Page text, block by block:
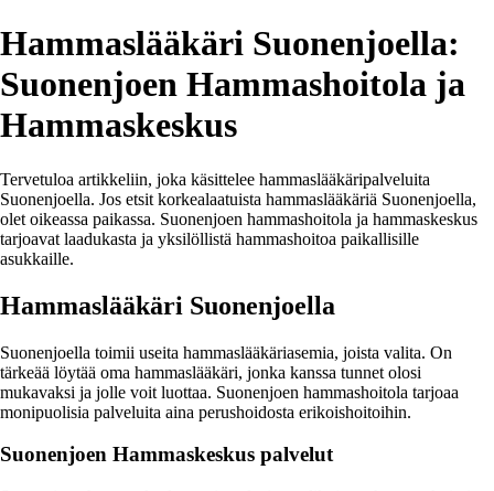
Hammaslääkäri Suonenjoella:
Suonenjoen Hammashoitola ja
Hammaskeskus
Tervetuloa artikkeliin, joka käsittelee hammaslääkäripalveluita
Suonenjoella. Jos etsit korkealaatuista hammaslääkäriä Suonenjoella,
olet oikeassa paikassa. Suonenjoen hammashoitola ja hammaskeskus
tarjoavat laadukasta ja yksilöllistä hammashoitoa paikallisille
asukkaille.
Hammaslääkäri Suonenjoella
Suonenjoella toimii useita hammaslääkäriasemia, joista valita. On
tärkeää löytää oma hammaslääkäri, jonka kanssa tunnet olosi
mukavaksi ja jolle voit luottaa. Suonenjoen hammashoitola tarjoaa
monipuolisia palveluita aina perushoidosta erikoishoitoihin.
Suonenjoen Hammaskeskus palvelut